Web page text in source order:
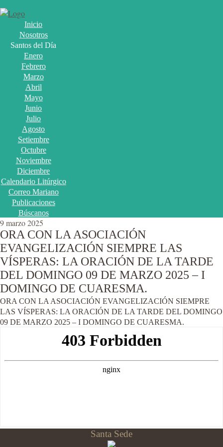
Inicio
Nosotros
Santos del Día
Enero
Febrero
Marzo
Abril
Mayo
Junio
Julio
Agosto
Setiembre
Octubre
Noviembre
Diciembre
Calendario Litúrgico
Correo Mariano
Publicaciones
Búscanos
9 marzo 2025
ORA CON LA ASOCIACIÓN
EVANGELIZACIÓN SIEMPRE LAS
VÍSPERAS: LA ORACIÓN DE LA TARDE
DEL DOMINGO 09 DE MARZO 2025 – I
DOMINGO DE CUARESMA.
ORA CON LA ASOCIACIÓN EVANGELIZACIÓN SIEMPRE
LAS VÍSPERAS: LA ORACIÓN DE LA TARDE DEL DOMINGO
09 DE MARZO 2025 – I DOMINGO DE CUARESMA.
Santa Sede